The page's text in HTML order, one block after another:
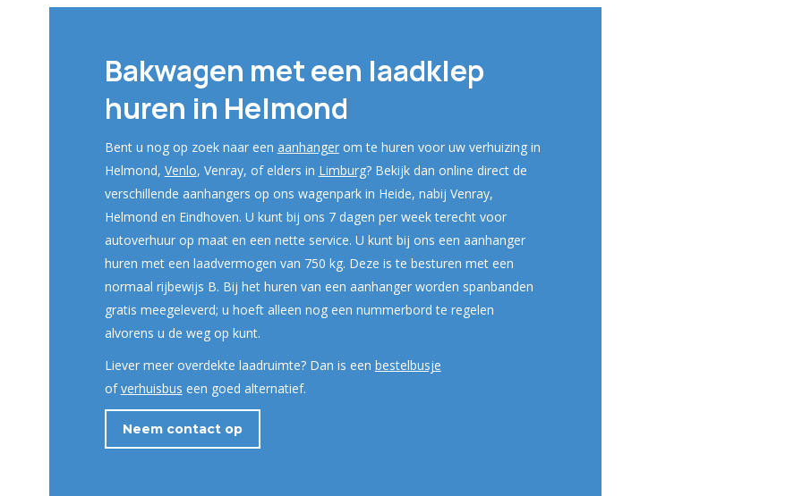
Bakwagen met een laadklep
huren in Helmond
Bent u nog op zoek naar een aanhangerom te huren voor uw verhuizing in
Helmond, Venlo, Venray, of elders in Limburg?Bekijk dan online direct de
verschillende aanhangers op ons wagenpark in Heide, nabij Venray,
Helmond en Eindhoven. U kunt bij ons 7 dagen per week terecht voor
autoverhuur op maat en een nette service. U kunt bij ons een aanhanger
huren met een laadvermogen van 750 kg. Deze is te besturen met een
normaal rijbewijs B. Bij het huren van een aanhanger worden spanbanden
gratis meegeleverd; u hoeft alleen nog een nummerbord te regelen
alvorens u de weg op kunt.
Liever meer overdekte laadruimte? Dan is een bestelbusje
ofverhuisbus een goed alternatief.
Neem contact op